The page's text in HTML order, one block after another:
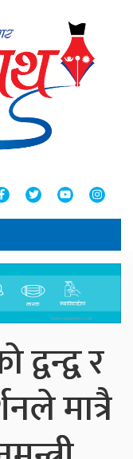
र
मात्रै